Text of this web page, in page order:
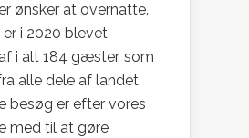
ønsker at overnatte.
er i 2020 blevet
i alt 184 gæster, som
alle dele af landet.
besøg er efter vores
med til at gøre